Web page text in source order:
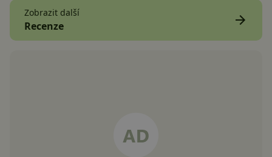
Zobrazit další
Recenze